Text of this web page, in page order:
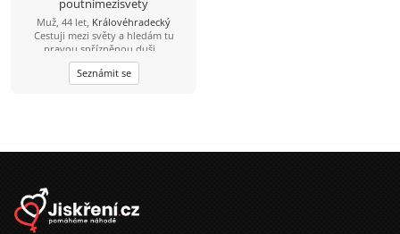
poutnimezisvety
Muž, 44 let, Královéhradecký
Cestuji mezi světy a hledám tu
pravou spřízněnou duši...
Seznámit se